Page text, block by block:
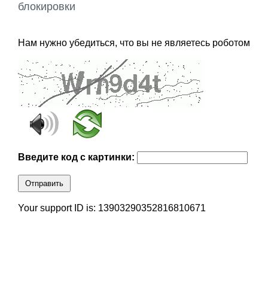
блокировки
Нам нужно убедиться, что вы не являетесь роботом
Введите код с картинки:
Отправить
Your support ID is: 13903290352816810671